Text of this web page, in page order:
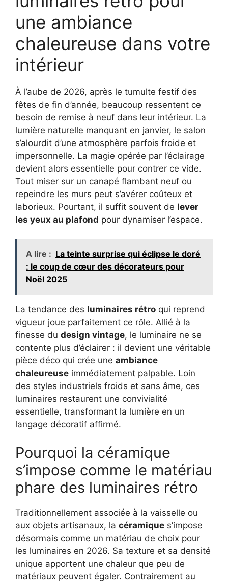
une ambiance
chaleureuse dans votre
intérieur
À l’aube de 2026, après le tumulte festif des
fêtes de fin d’année, beaucoup ressentent ce
besoin de remise à neuf dans leur intérieur. La
lumière naturelle manquant en janvier, le salon
s’alourdit d’une atmosphère parfois froide et
impersonnelle. La magie opérée par l’éclairage
devient alors essentielle pour contrer ce vide.
Tout miser sur un canapé flambant neuf ou
repeindre les murs peut s’avérer coûteux et
laborieux. Pourtant, il suffit souvent de lever
les yeux au plafond pour dynamiser l’espace.
A lire : La teinte surprise qui éclipse le doré
: le coup de cœur des décorateurs pour
Noël 2025
La tendance des luminaires rétro qui reprend
vigueur joue parfaitement ce rôle. Allié à la
finesse du design vintage, le luminaire ne se
contente plus d’éclairer : il devient une véritable
pièce déco qui crée une ambiance
chaleureuse immédiatement palpable. Loin
des styles industriels froids et sans âme, ces
luminaires restaurent une convivialité
essentielle, transformant la lumière en un
langage décoratif affirmé.
Pourquoi la céramique
s’impose comme le matériau
phare des luminaires rétro
Traditionnellement associée à la vaisselle ou
aux objets artisanaux, la céramique s’impose
désormais comme un matériau de choix pour
les luminaires en 2026. Sa texture et sa densité
unique apportent une chaleur que peu de
matériaux peuvent égaler. Contrairement au